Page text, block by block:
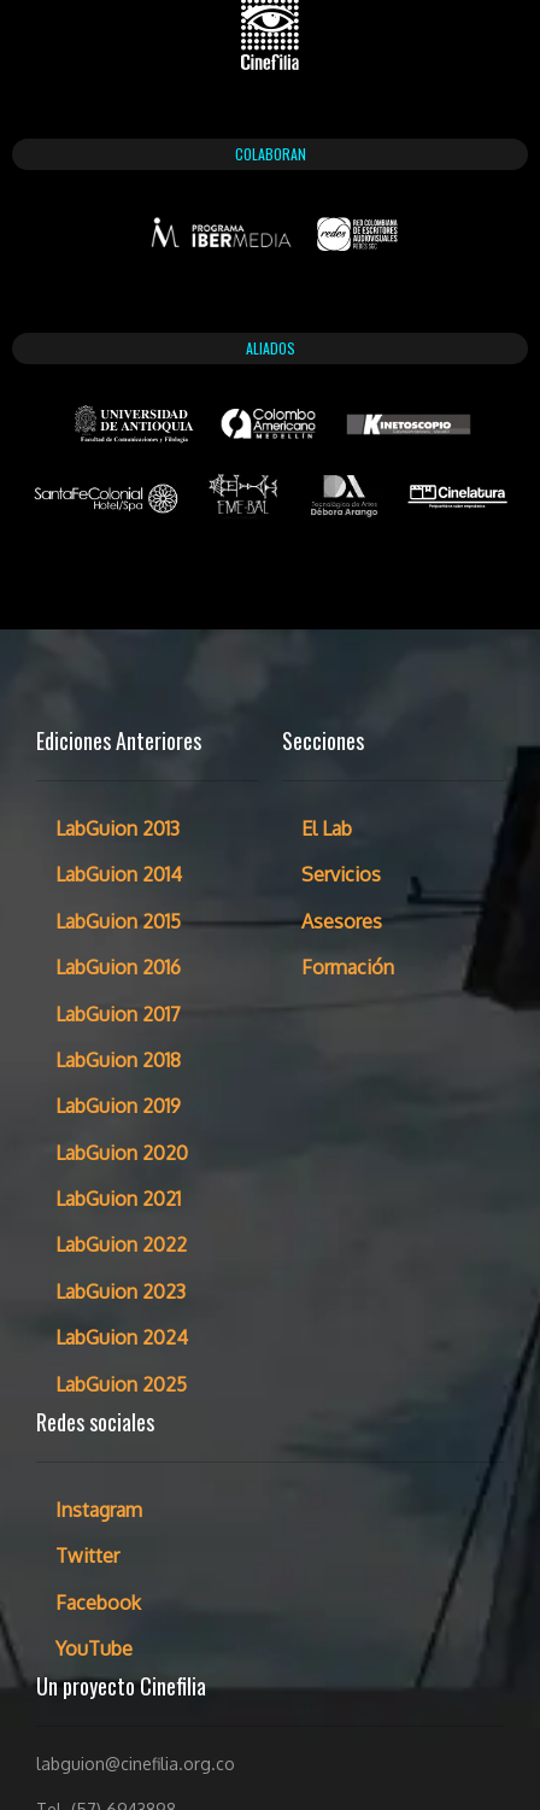
COLABORAN
ALIADOS
Ediciones Anteriores
LabGuion 2013
LabGuion 2014
LabGuion 2015
LabGuion 2016
LabGuion 2017
LabGuion 2018
LabGuion 2019
LabGuion 2020
LabGuion 2021
LabGuion 2022
LabGuion 2023
LabGuion 2024
LabGuion 2025
Secciones
El Lab
Servicios
Asesores
Formación
Redes sociales
Instagram
Twitter
Facebook
YouTube
Un proyecto Cinefilia
labguion@cinefilia.org.co